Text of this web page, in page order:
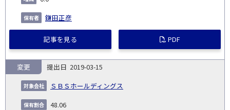
鎌田正彦
記事を見る PDF
2019-03-15
ＳＢＳホールディングス
変更
48.06